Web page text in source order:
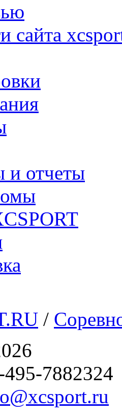
сайта
и отчеты
/
7882324